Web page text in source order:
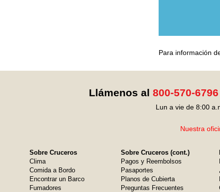
Para información
Llámenos al 800-570-6796
Lun a vie de 8:00
Nuestra
Sobre Cruceros
Clima
Comida a Bordo
Encontrar un Barco
Fumadores
Sobre Cruceros (cont.)
Pagos y Reembolsos
Pasaportes
Planos de Cubierta
Preguntas Frecuentes